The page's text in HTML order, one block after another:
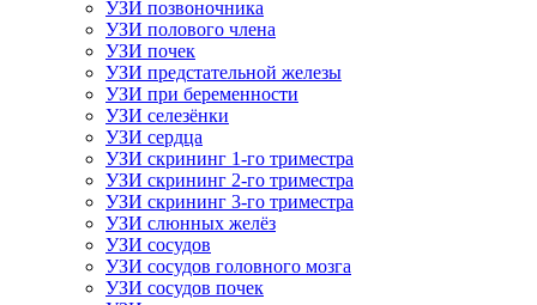
УЗИ позвоночника
УЗИ полового члена
УЗИ почек
УЗИ предстательной железы
УЗИ при беременности
УЗИ селезёнки
УЗИ сердца
УЗИ скрининг 1-го триместра
УЗИ скрининг 2-го триместра
УЗИ скрининг 3-го триместра
УЗИ слюнных желёз
УЗИ сосудов
УЗИ сосудов головного мозга
УЗИ сосудов почек